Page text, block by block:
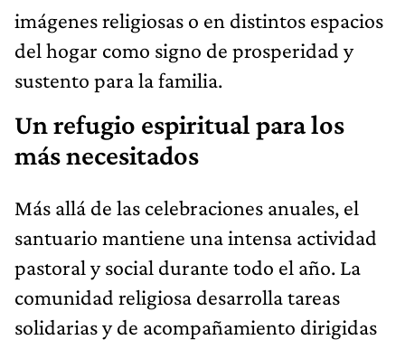
imágenes religiosas o en distintos espacios
del hogar como signo de prosperidad y
sustento para la familia.
Un refugio espiritual para los
más necesitados
Más allá de las celebraciones anuales, el
santuario mantiene una intensa actividad
pastoral y social durante todo el año. La
comunidad religiosa desarrolla tareas
solidarias y de acompañamiento dirigidas